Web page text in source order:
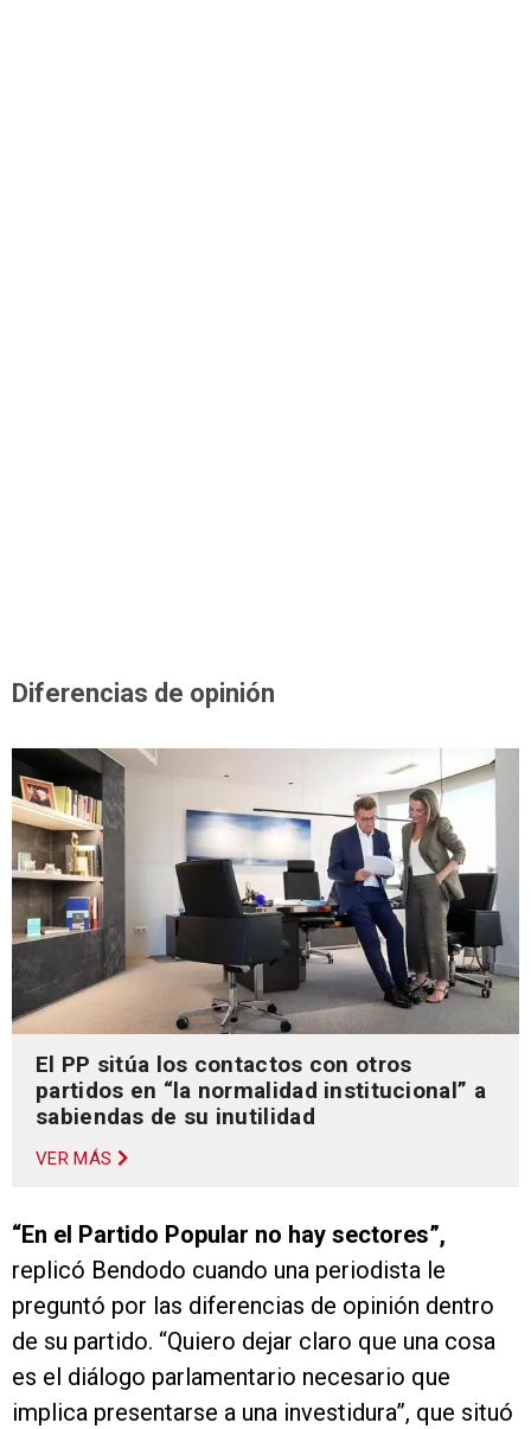
Diferencias de opinión
El PP sitúa los contactos con otros
partidos en “la normalidad institucional” a
sabiendas de su inutilidad
VER MÁS
“En el Partido Popular no hay sectores”,
replicó Bendodo cuando una periodista le
preguntó por las diferencias de opinión dentro
de su partido. “Quiero dejar claro que una cosa
es el diálogo parlamentario necesario que
implica presentarse a una investidura”, que situó